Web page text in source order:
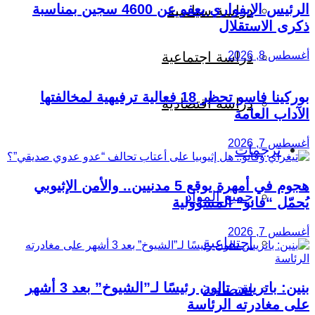
دراسة سياسية
دراسة اجتماعية
دراسة اقتصادية
ترجمات
جميع المواد
اجتماعية
اقتصادية
الرئيس الإيفواري يعفو عن 4600 سجين بمناسبة
ذكرى الاستقلال
أغسطس 8, 2026
بوركينا فاسو تحظر 18 فعالية ترفيهية لمخالفتها
الآداب العامة
أغسطس 7, 2026
هجوم في أمهرة يوقع 5 مدنيين.. والأمن الإثيوبي
يُحمّل “فانو” المسؤولية
أغسطس 7, 2026
بنين: باتريس تالون رئيسًا لـ”الشيوخ” بعد 3 أشهر
على مغادرته الرئاسة